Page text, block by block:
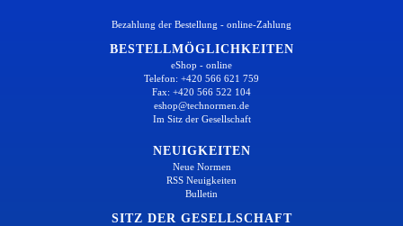
Bezahlung der Bestellung - online-Zahlung
BESTELLMÖGLICHKEITEN
eShop - online
Telefon: +420 566 621 759
Fax: +420 566 522 104
eshop@technormen.de
Im Sitz der Gesellschaft
NEUIGKEITEN
Neue Normen
RSS Neuigkeiten
Bulletin
SITZ DER GESELLSCHAFT